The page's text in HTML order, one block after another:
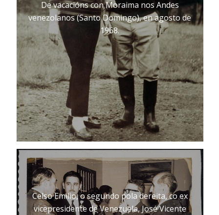
De vacacións con Moraima nos Andes
venezolanos (Santo Domingo), en agosto de
1968.
Celso Emilio, o segundo pola dereita, co ex
vicepresidente de Venezuela, José Vicente